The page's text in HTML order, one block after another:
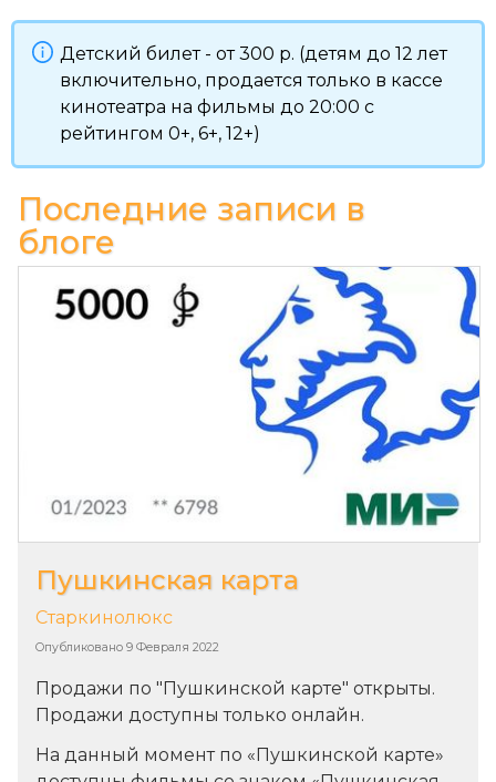
Детский билет - от 300 р. (детям до 12 лет
включительно, продается только в кассе
кинотеатра на фильмы до 20:00 с
рейтингом 0+, 6+, 12+)
Последние записи в
блоге
Пушкинская карта
Опубликовано 9 Февраля 2022
Старкинолюкс
Продажи по "Пушкинской карте" открыты.
Продажи доступны только онлайн.
На данный момент по «Пушкинской карте»